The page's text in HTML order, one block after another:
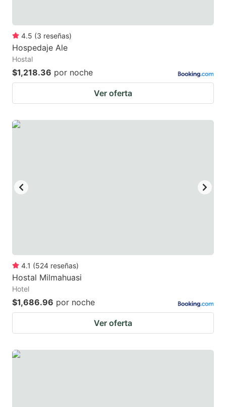
4.5 (3 reseñas)
Hospedaje Ale
Hostal
$1,218.36 por noche
Ver oferta
4.1 (524 reseñas)
Hostal Milmahuasi
Hotel
$1,686.96 por noche
Ver oferta